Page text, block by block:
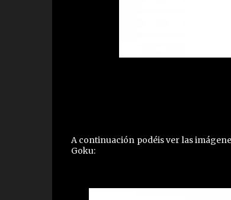
A continuación podéis ver las
Goku: